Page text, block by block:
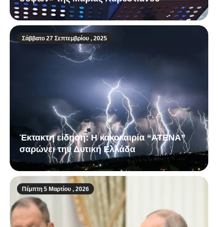
Σάββατο 27 Σεπτεμβρίου , 2025
Έκτακτη είδηση: Η κακοκαιρία “ATENA”
σαρώνει την Δυτική Ελλάδα
Πέμπτη 5 Μαρτίου , 2026